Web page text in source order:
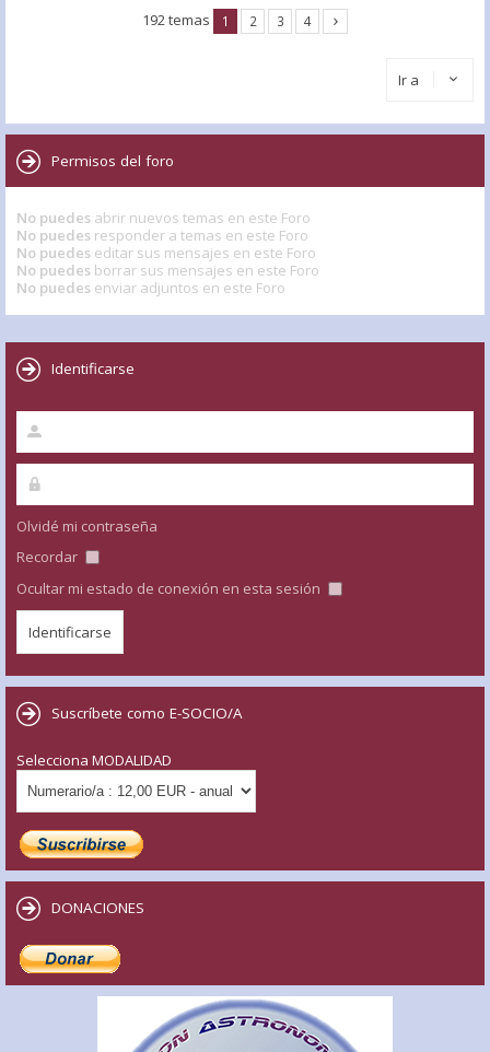
192 temas 1 2 3 4
Ir a
Permisos del foro
No puedes abrir nuevos temas en este Foro
No puedes responder a temas en este Foro
No puedes editar sus mensajes en este Foro
No puedes borrar sus mensajes en este Foro
No puedes enviar adjuntos en este Foro
Identificarse
Olvidé mi contraseña
Recordar
Ocultar mi estado de conexión en esta sesión
Suscríbete como E-SOCIO/A
Selecciona MODALIDAD
DONACIONES